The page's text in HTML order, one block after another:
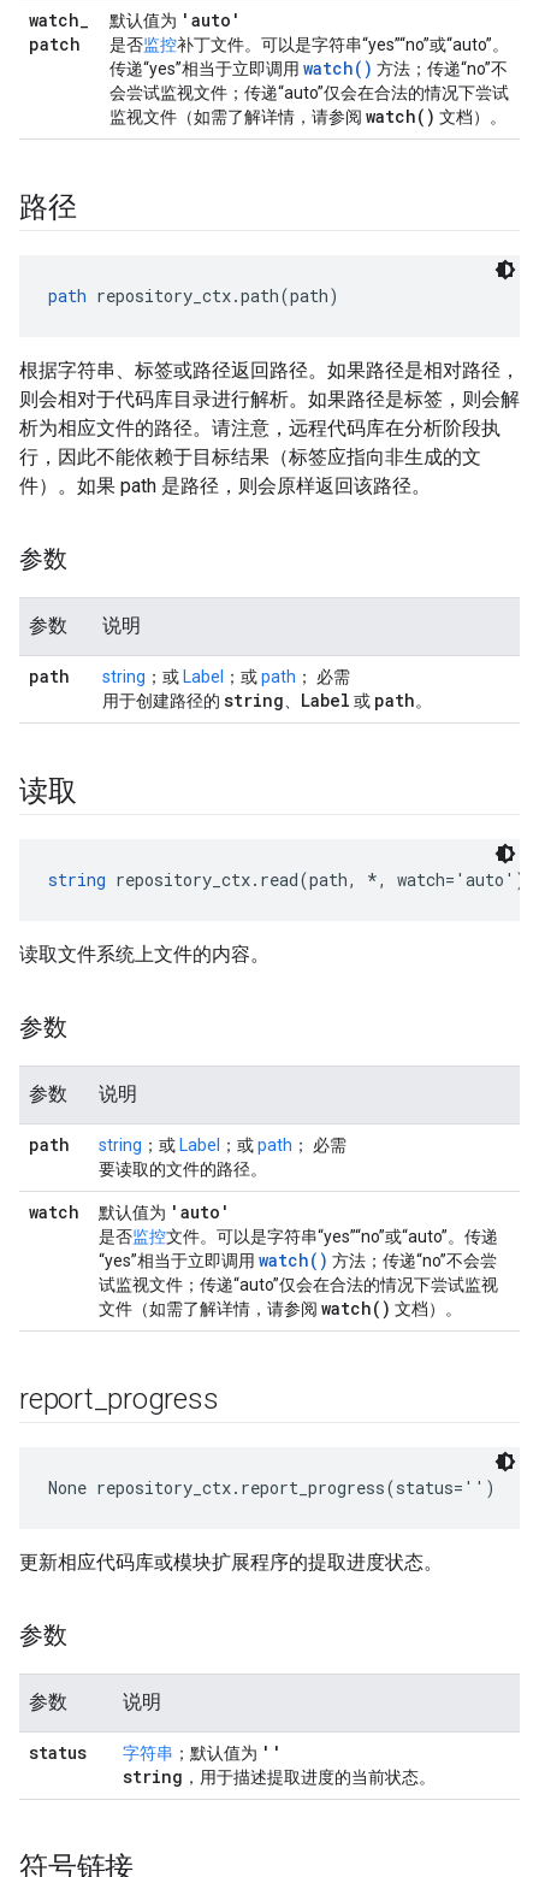
watch_
patch
默认值为 'auto'
是否监控补丁文件。可以是字符串“yes”“no”或“auto”。
传递“yes”相当于立即调用 watch() 方法；传递“no”不
会尝试监视文件；传递“auto”仅会在合法的情况下尝试
监视文件（如需了解详情，请参阅 watch( ) 文档）。
路径
path repository_ctx.path(path)
根据字符串、标签或路径返回路径。如果路径是相对路径，
则会相对于代码库目录进行解析。如果路径是标签，则会解
析为相应文件的路径。请注意，远程代码库在分析阶段执
行，因此不能依赖于目标结果（标签应指向非生成的文
件）。如果 path 是路径，则会原样返回该路径。
参数
参数 说明
path string ；或 Label ；或path ； 必需
用于创建路径的 string Label 或 path。
读取
string repository_ctx.read(path, *, watch='auto')
读取文件系统上文件的内容。
参数
参数 说明
path string ；或 Label ；或path ； 必需
要读取的文件的路径。
watch 默认值为 'auto'
是否监控文件。可以是字符串“yes”“no”或“auto”。传递
“yes”相当于立即调用 watch() 方法；传递“no”不会尝
试监视文件；传递“auto”仅会在合法的情况下尝试监视
文件（如需了解详情，请参阅 watch( ) 文档）。
report progress
None repository_ctx.report_progress(status='')
更新相应代码库或模块扩展程序的提取进度状态。
参数
参数 说明
status 字符串 ；默认值为 ''
string ，用于描述提取进度的当前状态。
符号链接